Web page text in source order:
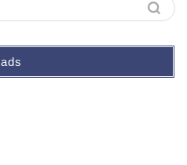
ads